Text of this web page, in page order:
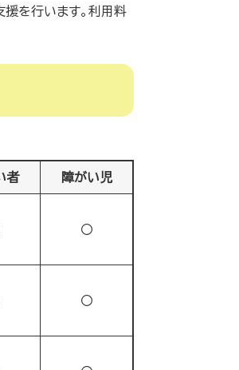
を行います。利用料
者 障がい児
〇
〇